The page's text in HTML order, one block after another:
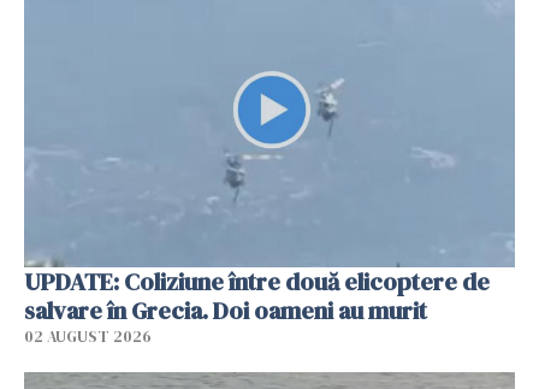
UPDATE: Coliziune între două elicoptere de
salvare în Grecia. Doi oameni au murit
02 AUGUST 2026